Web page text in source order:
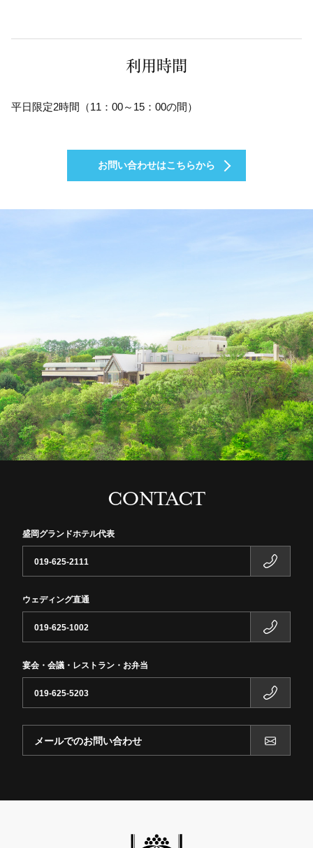
利用時間
平日限定2時間（11：00～15：00の間）
お問い合わせはこちらから
CONTACT
盛岡グランドホテル代表
019-625-2111
ウェディング直通
019-625-1002
宴会・会議・レストラン・お弁当
019-625-5203
メールでのお問い合わせ